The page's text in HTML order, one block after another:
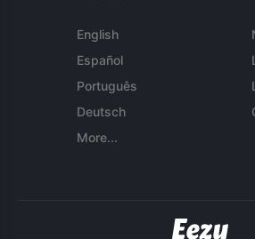
English
Español
Português
Deutsch
More...